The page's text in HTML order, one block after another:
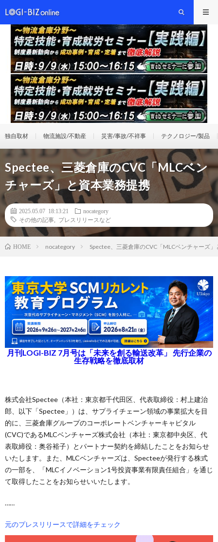
独自取材 物流施設/不動産 災害/事故/不祥事 テクノロジー/製品
Spectee、三菱倉庫のCVC「MLCベン
チャーズ」と資本業務提携
2025.05.07 18:13:21
nocategory
その他の記事
プレスリリースなど
HOME nocategory Spectee、三菱倉庫のCVC「MLCベンチャーズ
月刊LOGI-BIZ 7月号は「未来を創る輸送改革」 先行企業の
生存戦略を徹底取材
株式会社Spectee（本社：東京都千代田区、代表取締役：村上建治
郎、以下「Spectee」）は、サプライチェーン領域の事業拡大を目
的に、三菱倉庫グループのコーポレートベンチャーキャピタル
(CVC)であるMLCベンチャーズ株式会社（本社：東京都中央区、代
表取締役：奥谷裕子）とパートナー契約を締結したことをお知らせ
いたします。また、MLCベンチャーズは、Specteeが発行する株式
の一部を、「MLCイノベーション1号投資事業有限責任組合」を通じ
て取得したことをお知らせいいたします。
……
元のプレスリリースで詳細をチェック